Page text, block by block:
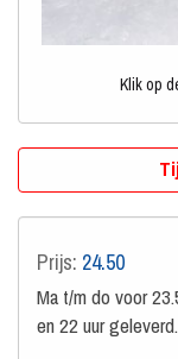
Klik op
Prijs: 24.50
Ma t/m do voor
en 22 uur geleverd.